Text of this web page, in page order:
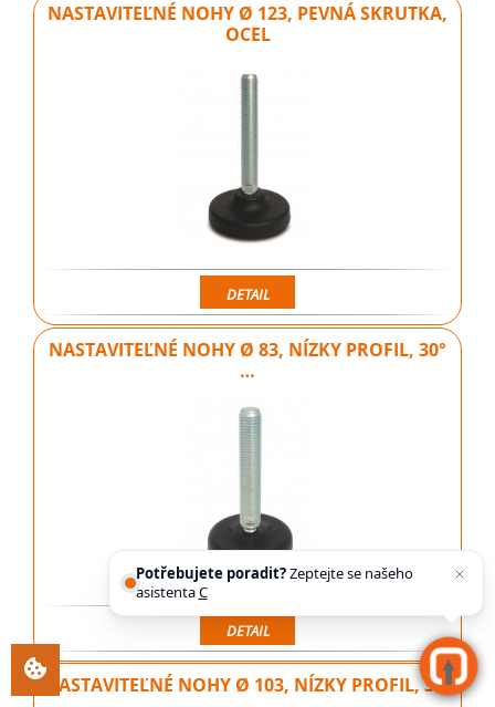
NASTAVITEĽNÉ NOHY Ø 123, PEVNÁ SKRUTKA,
OCEL
DETAIL
NASTAVITEĽNÉ NOHY Ø 83, NÍZKY PROFIL, 30°
…
DETAIL
NASTAVITEĽNÉ NOHY Ø 103, NÍZKY PROFIL, 30°
Potřebujete poradit?Zeptejte se našeho
asistentaChettyho